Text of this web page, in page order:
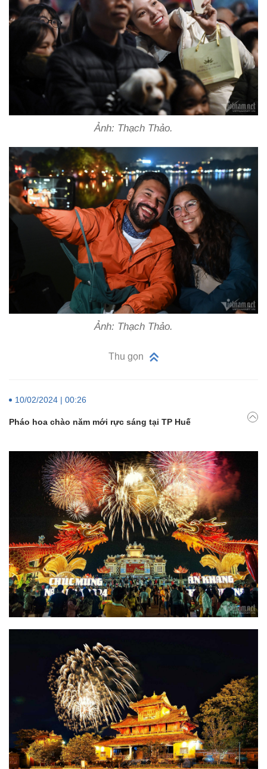
Ảnh: Thạch Thảo.
Ảnh: Thạch Thảo.
Thu gọn
10/02/2024 | 00:26
Pháo hoa chào năm mới rực sáng tại TP Huế